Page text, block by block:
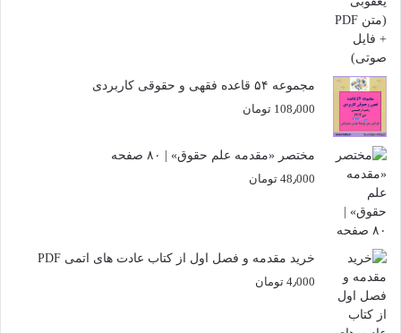
مجموعه ۵۴ قاعده فقهی و حقوقی کاربردی
108٫000 تومان
مختصر «مقدمه علم حقوق» | ۸۰ صفحه
48٫000 تومان
خرید مقدمه و فصل اول از کتاب عادت های اتمی PDF
4٫000 تومان